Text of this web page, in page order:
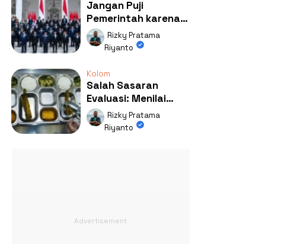
Jangan Puji
Pemerintah karena
Kerja: Mengapa
Publik Begitu Mudah
Rizky Pratama
Riyanto
Kolom
Salah Sasaran
Evaluasi: Menilai
Program MBG Lewat
Respons Anak Itu
Rizky Pratama
Riyanto